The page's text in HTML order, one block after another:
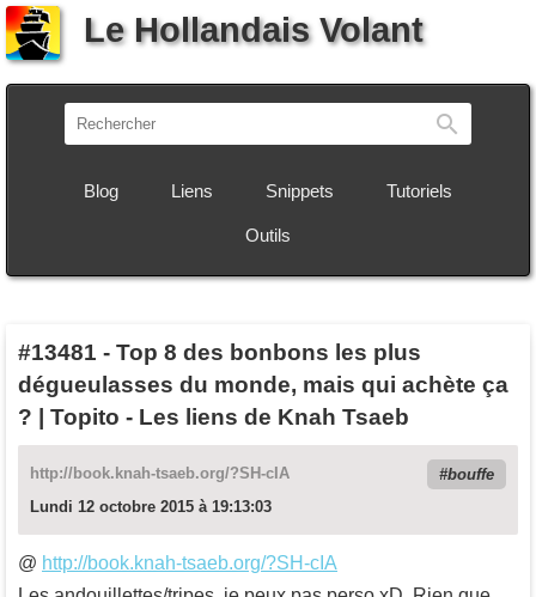
Le Hollandais Volant
Blog Liens Snippets Tutoriels
Outils
#13481 - Top 8 des bonbons les plus
dégueulasses du monde, mais qui achète ça
? | Topito - Les liens de Knah Tsaeb
http://book.knah-tsaeb.org/?SH-cIA
bouffe
Lundi 12 octobre 2015 à 19:13:03
@ http://book.knah-tsaeb.org/?SH-cIA